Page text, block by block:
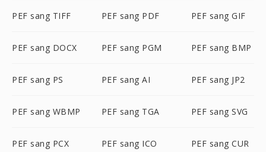
PEF sang TIFF PEF sang PDF PEF sang GIF
PEF sang DOCX PEF sang PGM PEF sang BMP
PEF sang PS PEF sang AI PEF sang JP2
PEF sang WBMP PEF sang TGA PEF sang SVG
PEF sang PCX PEF sang ICO PEF sang CUR